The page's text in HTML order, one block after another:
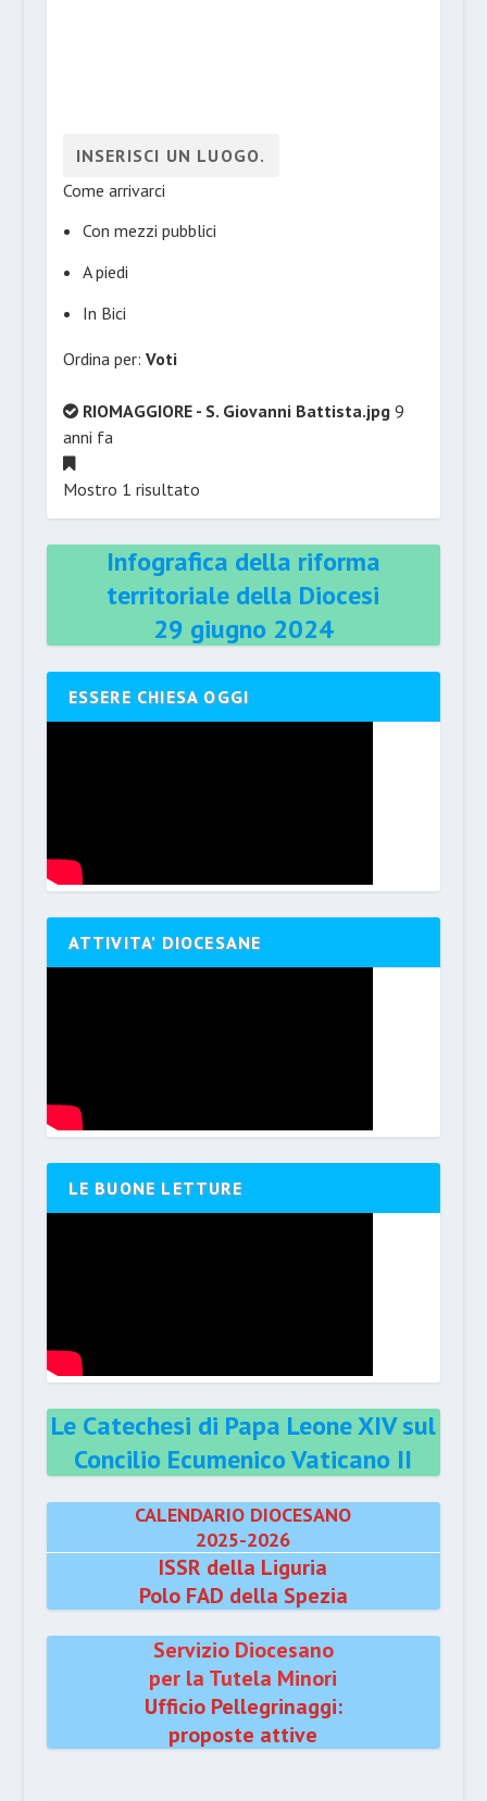
Come arrivarci
Con mezzi pubblici
A piedi
In Bici
Ordina per: Voti
RIOMAGGIORE - S. Giovanni Battista.jpg 9
anni fa
Mostro 1 risultato
Infografica della riforma
territoriale della Diocesi
29 giugno 2024
ESSERE CHIESA OGGI
ATTIVITA’ DIOCESANE
LE BUONE LETTURE
Le Catechesi di Papa Leone XIV sul
Concilio Ecumenico Vaticano II
CALENDARIO DIOCESANO
2025-2026
ISSR della Liguria
Polo FAD della Spezia
Servizio Diocesano
per la Tutela Minori
Ufficio Pellegrinaggi:
proposte attive